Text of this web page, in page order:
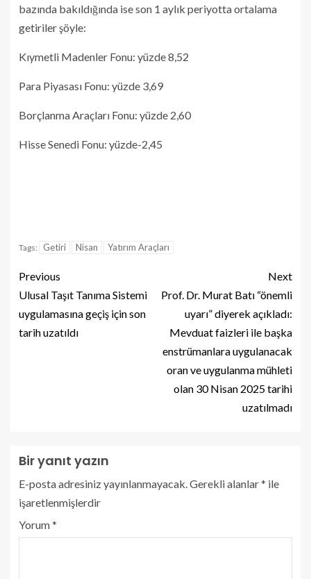
bazında bakıldığında ise son 1 aylık periyotta ortalama
getiriler şöyle:
Kıymetli Madenler Fonu: yüzde 8,52
Para Piyasası Fonu: yüzde 3,69
Borçlanma Araçları Fonu: yüzde 2,60
Hisse Senedi Fonu: yüzde-2,45
Tags: Getiri Nisan Yatırım Araçları
Previous
Ulusal Taşıt Tanıma Sistemi
uygulamasına geçiş için son
tarih uzatıldı
Next
Prof. Dr. Murat Batı “önemli
uyarı” diyerek açıkladı:
Mevduat faizleri ile başka
enstrümanlara uygulanacak
oran ve uygulanma mühleti
olan 30 Nisan 2025 tarihi
uzatılmadı
Bir yanıt yazın
E-posta adresiniz yayınlanmayacak.Gerekli alanlar* ile
işaretlenmişlerdir
Yorum*